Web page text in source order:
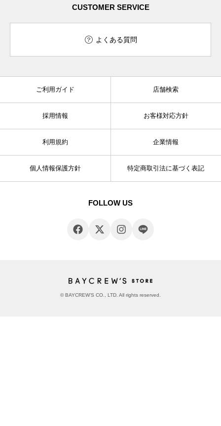
CUSTOMER SERVICE
よくある質問
ご利用ガイド 店舗検索
採用情報 お客様対応方針
利用規約 企業情報
個人情報保護方針 特定商取引法に基づく表記
FOLLOW US
© BAYCREW’S CO., LTD. All rights reserved.